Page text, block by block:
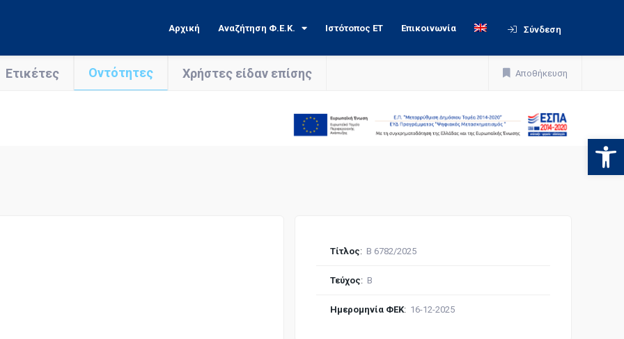
Σύνδεση
Αρχική Αναζήτηση Φ.Ε.Κ. Ιστότοπος ΕΤ Επικοινωνία
Ετικέτες Οντότητες Χρήστες είδαν επίσης Αποθήκευση
Τίτλος: Β 6782/2025
Τεύχος: Β
Ημερομηνία ΦΕΚ: 16-12-2025